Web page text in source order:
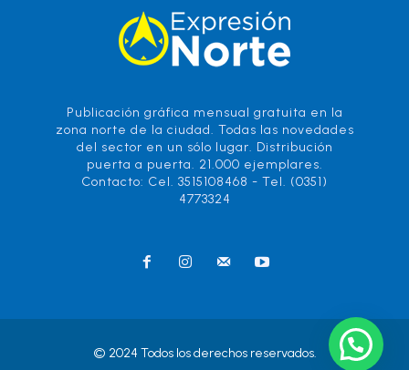
Publicación gráfica mensual gratuita en la
zona norte de la ciudad. Todas las novedades
del sector en un sólo lugar. Distribución
puerta a puerta. 21.000 ejemplares.
Contacto: Cel. 3515108468 - Tel. (0351)
4773324
© 2024 Todos los derechos reservados.